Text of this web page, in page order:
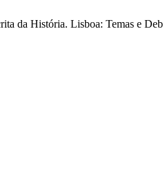
da História. Lisboa: Temas e